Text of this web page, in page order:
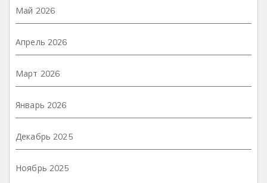
Май 2026
Апрель 2026
Март 2026
Январь 2026
Декабрь 2025
Ноябрь 2025